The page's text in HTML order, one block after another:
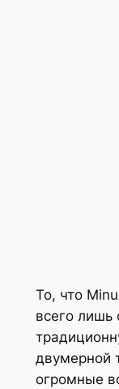
То, что
всего лишь
двумерной
огромные